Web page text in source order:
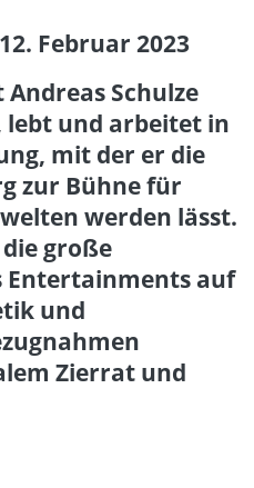
Februar 2023
Andreas Schulze
lebt und arbeitet in
mit der er die
zur Bühne für
werden lässt.
große
Entertainments auf
und
Zierrat und